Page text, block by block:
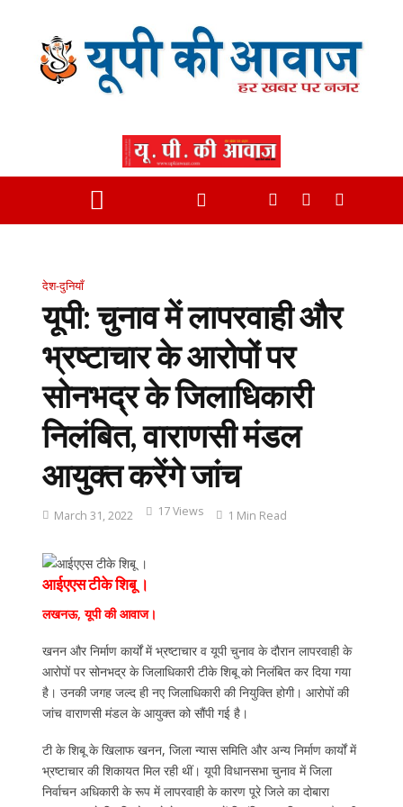
देश-दुनियाँ
यूपी: चुनाव में लापरवाही और
भ्रष्टाचार के आरोपों पर
सोनभद्र के जिलाधिकारी
निलंबित, वाराणसी मंडल
आयुक्त करेंगे जांच
March 31, 2022 17 Views 1 Min Read
आईएएस टीके शिबू ।
लखनऊ, यूपी की आवाज।
खनन और निर्माण कार्यों में भ्रष्टाचार व यूपी चुनाव के दौरान लापरवाही के
आरोपों पर सोनभद्र के जिलाधिकारी टीके शिबू को निलंबित कर दिया गया
है। उनकी जगह जल्द ही नए जिलाधिकारी की नियुक्ति होगी। आरोपों की
जांच वाराणसी मंडल के आयुक्त को सौंपी गई है।
टी के शिबू के खिलाफ खनन, जिला न्यास समिति और अन्य निर्माण कार्यों में
भ्रष्टाचार की शिकायत मिल रही थीं। यूपी विधानसभा चुनाव में जिला
निर्वाचन अधिकारी के रूप में लापरवाही के कारण पूरे जिले का दोबारा